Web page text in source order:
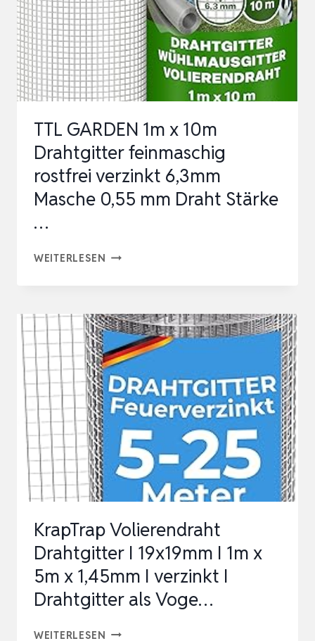
ZAUN,
ROBUST…
TTL GARDEN 1m x 10m
Drahtgitter feinmaschig
rostfrei verzinkt 6,3mm
Masche 0,55 mm Draht Stärke
…
WEITERLESEN TTL
X
10M
DRAHTGITTER
FEINMASCHIG
ROSTFREI
VERZINKT
6,3MM
MASCHE
DRAHT
STÄRKE
…
KrapTrap Volierendraht
Drahtgitter I 19x19mm I 1m x
5m x 1,45mm I verzinkt I
Drahtgitter als Voge…
WEITERLESEN KRAPTRAP